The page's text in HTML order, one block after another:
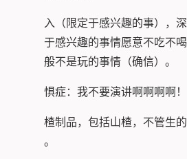
认真投入（限定于感兴趣的事），
情，对于感兴趣的事情愿意不吃不
然，一般不是玩的事情（确信）。
演讲恐惧症：我不要演讲啊啊啊啊！
喜欢山楂制品，包括山楂，不管生
部通吃。